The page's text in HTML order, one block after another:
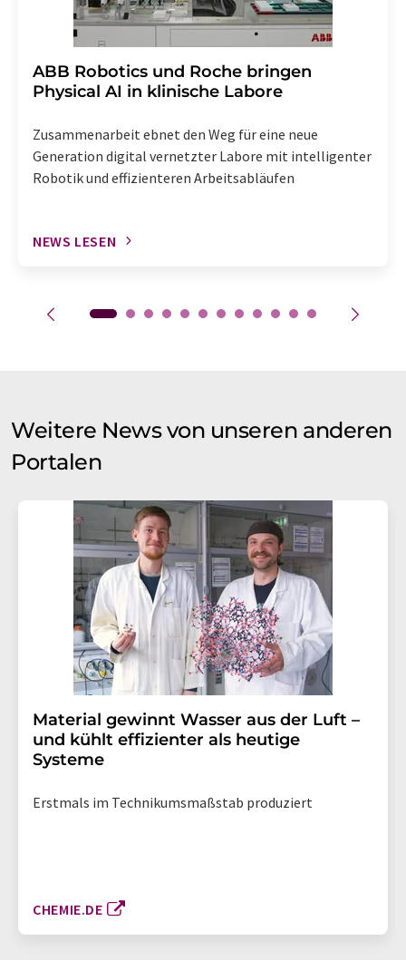
​​​​​​​ABB Robotics und Roche bringen
Physical AI in klinische Labore
Zusammenarbeit ebnet den Weg für eine neue
Generation digital vernetzter Labore mit intelligenter
Robotik und effizienteren Arbeitsabläufen
NEWS LESEN
Weitere News von unseren anderen
Portalen
Material gewinnt Wasser aus der Luft –
und kühlt effizienter als heutige
Systeme
Erstmals im Technikumsmaßstab produziert
CHEMIE.DE